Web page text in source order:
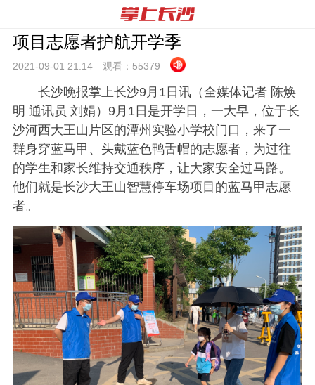
项目志愿者护航开学季
2021-09-01 21:14 观看： 55379
长沙晚报掌上长沙9月1日讯（全媒体记者 陈焕
明 通讯员 刘娟）9月1日是开学日，一大早，位于长
沙河西大王山片区的潭州实验小学校门口，来了一
群身穿蓝马甲、头戴蓝色鸭舌帽的志愿者，为过往
的学生和家长维持交通秩序，让大家安全过马路。
他们就是长沙大王山智慧停车场项目的蓝马甲志愿
者。